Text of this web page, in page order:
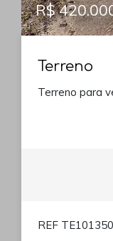
R$
Terreno
Terreno para
REF TE101350